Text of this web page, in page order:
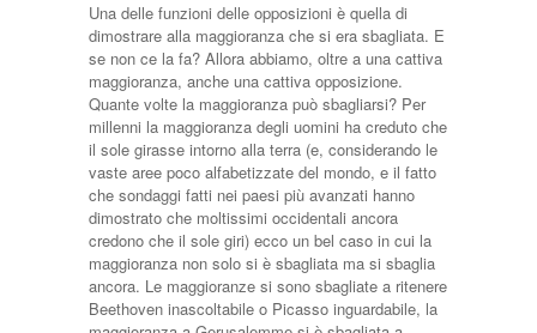
Una delle funzioni delle opposizioni è quella di
dimostrare alla maggioranza che si era sbagliata. E
se non ce la fa? Allora abbiamo, oltre a una cattiva
maggioranza, anche una cattiva opposizione.
Quante volte la maggioranza può sbagliarsi? Per
millenni la maggioranza degli uomini ha creduto che
il sole girasse intorno alla terra (e, considerando le
vaste aree poco alfabetizzate del mondo, e il fatto
che sondaggi fatti nei paesi più avanzati hanno
dimostrato che moltissimi occidentali ancora
credono che il sole giri) ecco un bel caso in cui la
maggioranza non solo si è sbagliata ma si sbaglia
ancora. Le maggioranze si sono sbagliate a ritenere
Beethoven inascoltabile o Picasso inguardabile, la